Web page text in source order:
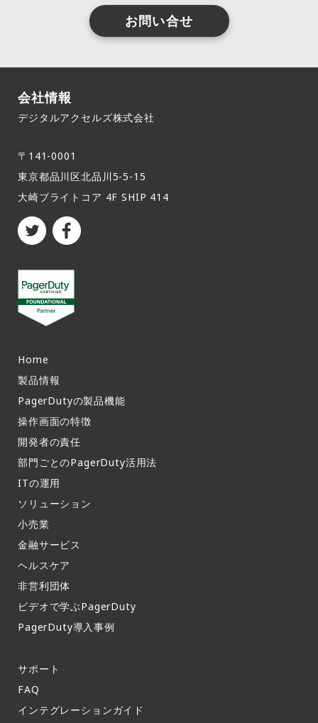
お問い合せ
会社情報
デジタルアクセルズ株式会社
〒141-0001
東京都品川区北品川5-5-15​
大崎ブライトコア 4F SHIP 414
Home
製品情報​
PagerDutyの製品機能​
操作画面の特徴​
開発者の責任
部門ごとのPagerDuty活用法​
ITの運用​
ソリューション
小売業
金融サービス
ヘルスケア
非営利団体
ビデオで学ぶPagerDuty
PagerDuty導入事例​
サポート​
FAQ​
インテグレーションガイド​